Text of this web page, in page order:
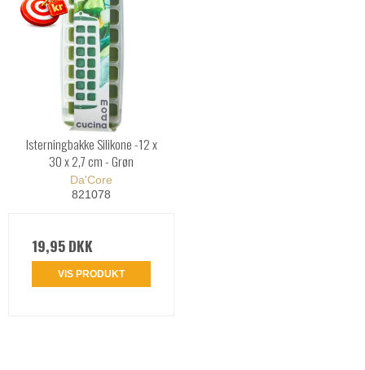
Isterningbakke Silikone -12 x
30 x 2,7 cm - Grøn
Da'Core
821078
19,95 DKK
VIS PRODUKT